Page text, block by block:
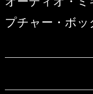
プチャー・ボ